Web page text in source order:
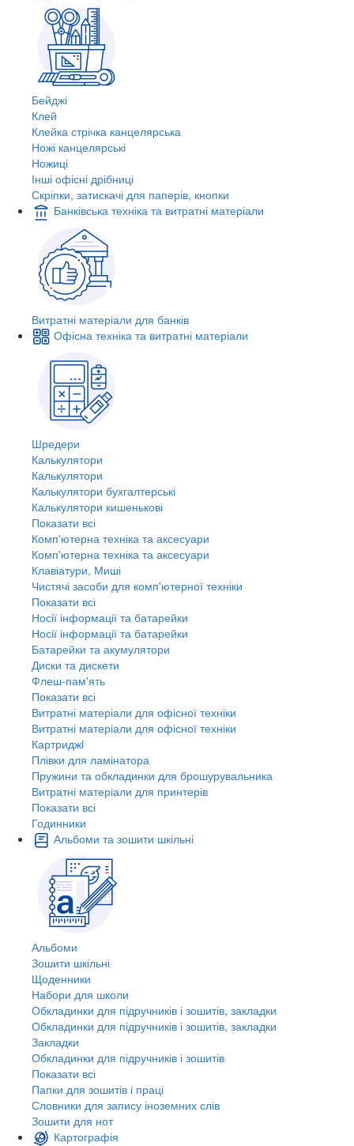
Бейджі
Клей
Клейка стрічка канцелярська
Ножі канцелярські
Ножиці
Інші офісні дрібниці
Скріпки, затискачі для паперів, кнопки
Банківська техніка та витратні матеріали
Витратні матеріали для банків
Офісна техніка та витратні матеріали
Шредери
Калькулятори
Калькулятори
Калькулятори бухгалтерські
Калькулятори кишенькові
Показати всі
Комп'ютерна техніка та аксесуари
Комп'ютерна техніка та аксесуари
Клавіатури, Миші
Чистячі засоби для комп'ютерної техніки
Показати всі
Носії інформації та батарейки
Носії інформації та батарейки
Батарейки та акумулятори
Диски та дискети
Флеш-пам'ять
Показати всі
Витратні матеріали для офісної техніки
Витратні матеріали для офісної техніки
Картриджi
Плівки для ламінатора
Пружини та обкладинки для брошурувальника
Витратні матеріали для принтерів
Показати всі
Годинники
Альбоми та зошити шкільні
Альбоми
Зошити шкільні
Щоденники
Набори для школи
Обкладинки для підручників і зошитів, закладки
Обкладинки для підручників і зошитів, закладки
Закладки
Обкладинки для підручників і зошитів
Показати всі
Папки для зошитів і праці
Словники для запису іноземних слів
Зошити для нот
Картографія